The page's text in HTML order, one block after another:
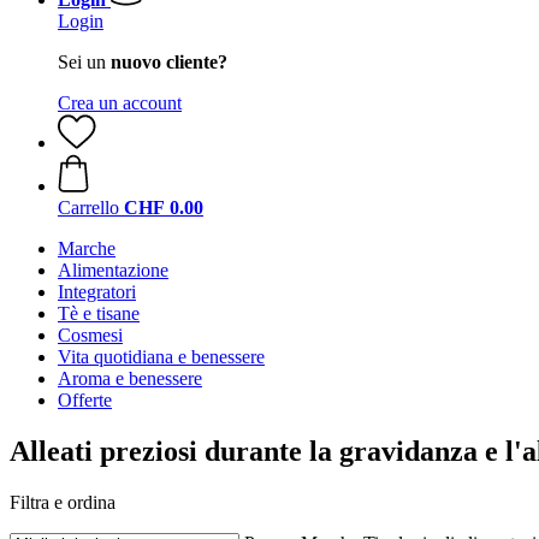
Login
Sei un nuovo cliente?
Crea un account
Carrello CHF 0.00
Marche
Alimentazione
Integratori
Tè e tisane
Cosmesi
Vita quotidiana e benessere
Aroma e benessere
Offerte
Alleati preziosi durante la gravidanza e
Filtra e ordina